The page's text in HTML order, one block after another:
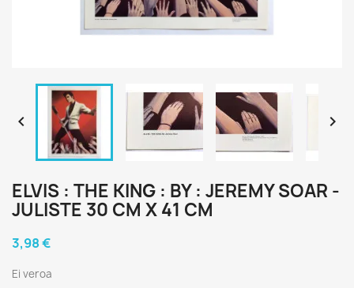
 
ELVIS : THE KING : BY : JEREMY SOAR -
JULISTE 30 CM X 41 CM
3,98 €
Ei veroa